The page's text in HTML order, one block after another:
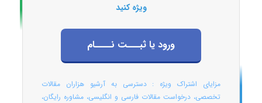
ویژه کنید
ورود یا ثبـــت نــــام
مزایای اشتراک ویژه : دسترسی به آرشیو هزاران مقالات
تخصصی، درخواست مقالات فارسی و انگلیسی، مشاوره رایگان،